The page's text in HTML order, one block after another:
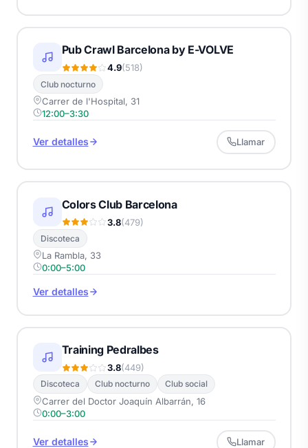
Pub Crawl Barcelona by E-VOLVE
4.9(518)
Club nocturno
Carrer de l'Hospital, 31
12:00–3:30
Ver detalles Llamar
Colors Club Barcelona
3.8(479)
Discoteca
La Rambla, 33
0:00–5:00
Ver detalles
Training Pedralbes
3.8(449)
Discoteca Club nocturno Club social
Carrer del Doctor Joaquín Albarrán, 16
0:00–3:00
Ver detalles Llamar